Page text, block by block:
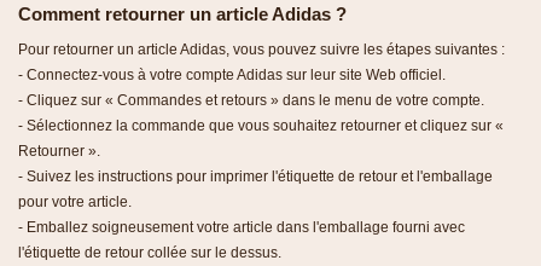
Comment retourner un article Adidas ?
Pour retourner un article Adidas, vous pouvez suivre les étapes suivantes :
- Connectez-vous à votre compte Adidas sur leur site Web officiel.
- Cliquez sur « Commandes et retours » dans le menu de votre compte.
- Sélectionnez la commande que vous souhaitez retourner et cliquez sur «
Retourner ».
- Suivez les instructions pour imprimer l'étiquette de retour et l'emballage
pour votre article.
- Emballez soigneusement votre article dans l'emballage fourni avec
l'étiquette de retour collée sur le dessus.